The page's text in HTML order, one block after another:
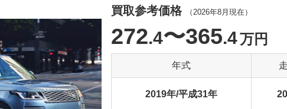
買取参考価格 （2026年8月 現在）
272.4〜365.4万円
年式
2019年/平成31年